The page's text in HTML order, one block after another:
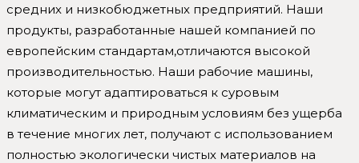
средних и низкобюджетных предприятий. Наши
продукты, разработанные нашей компанией по
европейским стандартам,отличаются высокой
производительностью. Наши рабочие машины,
которые могут адаптироваться к суровым
климатическим и природным условиям без ущерба
в течение многих лет, получают с использованием
полностью экологически чистых материалов на